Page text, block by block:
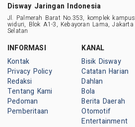
Disway Jaringan Indonesia
Jl. Palmerah Barat No.353, komplek kampus
widuri, Blok A1-3, Kebayoran Lama, Jakarta
Selatan
INFORMASI
Kontak
Privacy Policy
Redaksi
Tentang Kami
Pedoman
Pemberitaan
KANAL
Bisik Disway
Catatan Harian
Dahlan
Bola
Berita Daerah
Otomotif
Entertainment